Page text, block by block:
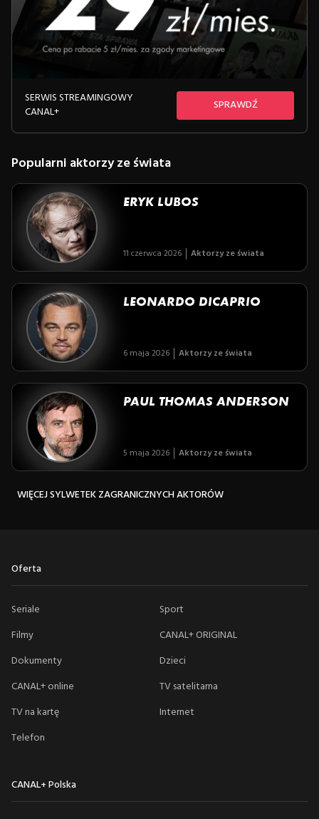
SERWIS STREAMINGOWY
CANAL+
SPRAWDŹ
Popularni aktorzy ze świata
ERYK LUBOS
11 czerwca 2026 Aktorzy ze świata
LEONARDO DICAPRIO
6 maja 2026 Aktorzy ze świata
PAUL THOMAS ANDERSON
5 maja 2026 Aktorzy ze świata
WIĘCEJ SYLWETEK ZAGRANICZNYCH AKTORÓW
Oferta
Seriale
Sport
Filmy
CANAL+ ORIGINAL
Dokumenty
Dzieci
CANAL+ online
TV satelitarna
TV na kartę
Internet
Telefon
CANAL+ Polska